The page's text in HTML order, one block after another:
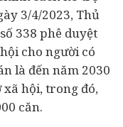
3/4/2023, Thủ
338 phê duyệt
cho người có
là đến năm 2030
hội, trong đó,
căn.